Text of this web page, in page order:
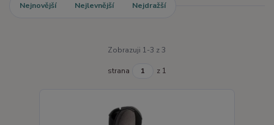
Nejnovější Nejlevnější Nejdražší
Zobrazuji 1-3 z 3
strana z 1